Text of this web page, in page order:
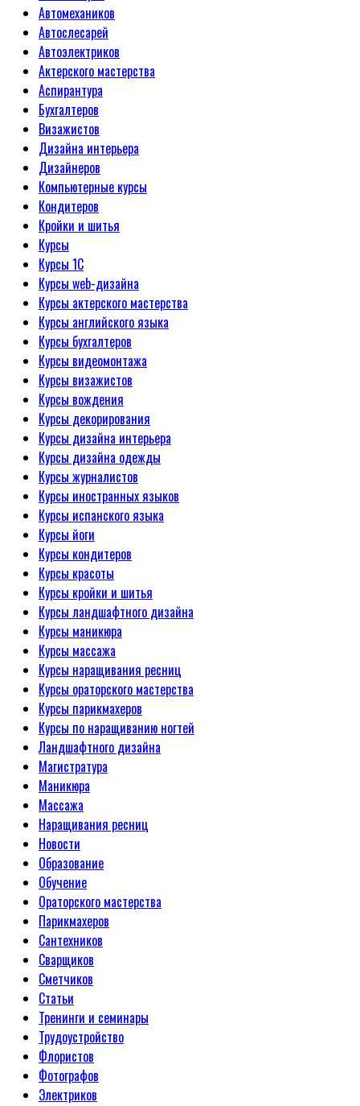
Автомехаников
Автослесарей
Автоэлектриков
Актерского мастерства
Аспирантура
Бухгалтеров
Визажистов
Дизайна интерьера
Дизайнеров
Компьютерные курсы
Кондитеров
Кройки и шитья
Курсы
Курсы 1С
Курсы web-дизайна
Курсы актерского мастерства
Курсы английского языка
Курсы бухгалтеров
Курсы видеомонтажа
Курсы визажистов
Курсы вождения
Курсы декорирования
Курсы дизайна интерьера
Курсы дизайна одежды
Курсы журналистов
Курсы иностранных языков
Курсы испанского языка
Курсы йоги
Курсы кондитеров
Курсы красоты
Курсы кройки и шитья
Курсы ландшафтного дизайна
Курсы маникюра
Курсы массажа
Курсы наращивания ресниц
Курсы ораторского мастерства
Курсы парикмахеров
Курсы по наращиванию ногтей
Ландшафтного дизайна
Магистратура
Маникюра
Массажа
Наращивания ресниц
Новости
Образование
Обучение
Ораторского мастерства
Парикмахеров
Сантехников
Сварщиков
Сметчиков
Статьи
Тренинги и семинары
Трудоустройство
Флористов
Фотографов
Электриков